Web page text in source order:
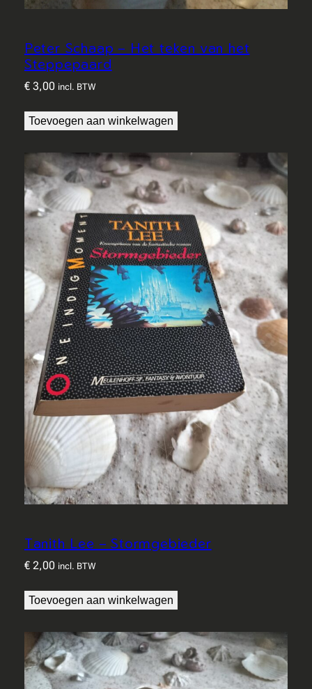
Peter Schaap – Het teken van het
Steppepaard
€3,00 incl. BTW
Toevoegen aan winkelwagen
Tanith Lee – Stormgebieder
€2,00 incl. BTW
Toevoegen aan winkelwagen